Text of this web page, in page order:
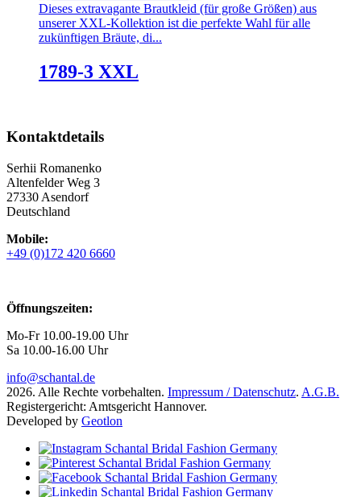
Dieses extravagante Brautkleid (für große Größen) aus
unserer XXL-Kollektion ist die perfekte Wahl für alle
zukünftigen Bräute, di...
1789-3 XXL
Kontaktdetails
Serhii Romanenko
Altenfelder Weg 3
27330 Asendorf
Deutschland
Mobile:
+49 (0)172 420 6660
Öffnungszeiten:
Mo-Fr 10.00-19.00 Uhr
Sa 10.00-16.00 Uhr
info@schantal.de
2026. Alle Rechte vorbehalten. Impressum / Datenschutz. A.G.B.
Registergericht: Amtsgericht Hannover.
Developed by Geotlon